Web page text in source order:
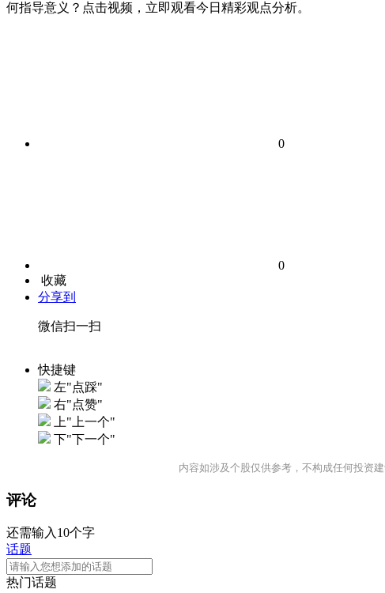
何指导意义？点击视频，立即观看今日精彩观点分析。
0
0
收藏
分享到
微信扫一扫
快捷键
左"点踩"
右"点赞"
上"上一个"
下"下一个"
内容如涉及个股仅供参考，不构成任何投资
评论
还需输入10个字
话题
热门话题